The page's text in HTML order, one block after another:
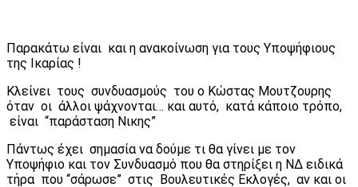
Παρακάτω είναι και η ανακοίνωση για τους Υποψήφιους
της Ικαρίας !
Κλείνει τους συνδυασμούς του ο Κώστας Μουτζουρης
όταν οι άλλοι ψάχνονται… και αυτό, κατά κάποιο τρόπο,
είναι “παράσταση Νικης”
Πάντως έχει σημασία να δούμε τι θα γίνει με τον
Υποψήφιο και τον Συνδυασμό που θα στηρίξει η ΝΔ ειδικά
τήρα που “σάρωσε” στις Βουλευτικές Εκλογές, αν και οι